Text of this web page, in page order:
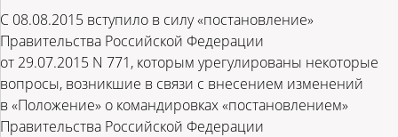
С 08.08.2015 вступило в силу «постановление»
Правительства Российской Федерации
от 29.07.2015 N 771, которым урегулированы некоторые
вопросы, возникшие в связи с внесением изменений
в «Положение» о командировках «постановлением»
Правительства Российской Федерации